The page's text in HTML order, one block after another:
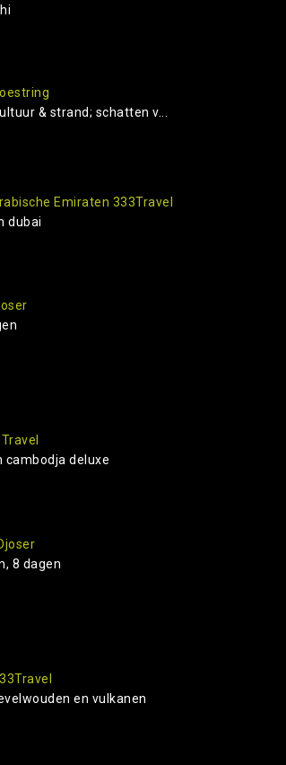
& strand; schatten v...
Emiraten 333Travel
dubai
cambodja deluxe
8 dagen
en vulkanen